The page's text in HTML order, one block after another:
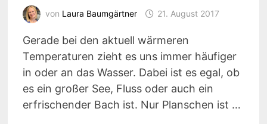
von Laura Baumgärtner 21. August 2017
Gerade bei den aktuell wärmeren
Temperaturen zieht es uns immer häufiger
in oder an das Wasser. Dabei ist es egal, ob
es ein großer See, Fluss oder auch ein
erfrischender Bach ist. Nur Planschen ist …